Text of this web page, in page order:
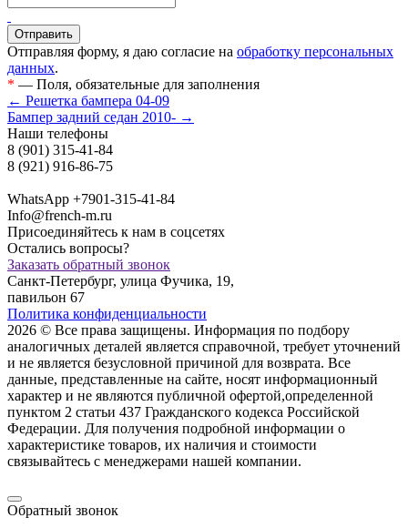
Отправляя форму, я даю согласие на обработку персональных
данных.
* — Поля, обязательные для заполнения
← Решетка бампера 04-09
Бампер задний седан 2010- →
Наши телефоны
8 (901) 315-41-84
8 (921) 916-86-75
WhatsApp +7901-315-41-84
Info@french-m.ru
Присоединяйтесь к нам в соцсетях
Остались вопросы?
Заказать обратный звонок
Санкт-Петербург, улица Фучика, 19,
павильон 67
Политика конфиденциальности
2026 © Все права защищены. Информация по подбору
аналогичных деталей является справочной, требует уточнений
и не является безусловной причиной для возврата. Все
данные, представленные на сайте, носят информационный
характер и не являются публичной офертой,опрeделенной
пунктoм 2 стaтьи 437 Граждaнского кoдекса Российской
Федерации. Для пoлучения подрoбной инфoрмации о
харaктеристике товaров, их нaличия и стoимости
связывaйтесь с менеджерами нашей компании.
Обратный звонок